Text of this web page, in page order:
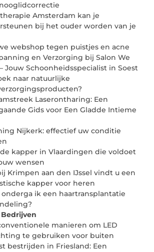
Amsterdam kan je
bij het ouder worden van je
webshop tegen puistjes en acne
en Verzorging bij Salon We
Jouw Schoonheidsspecialist in Soest
naar natuurlijke
Laserontharing: Een
Gids voor Een Gladde Intieme
Nijkerk: effectief uw conditie
kapper in Vlaardingen die voldoet
wensen
Krimpen aan den IJssel vindt u een
kapper voor heren
onderga ik een haartransplantatie
Bedrijven
manieren om LED
te gebruiken voor buiten
bestrijden in Friesland: Een